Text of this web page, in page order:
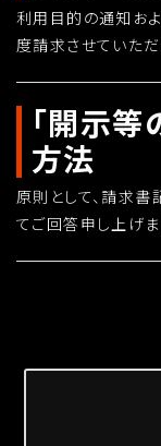
利用目的の通知お
度請求させていた
「開示等
方法
原則として、請求
てご回答申し上げま